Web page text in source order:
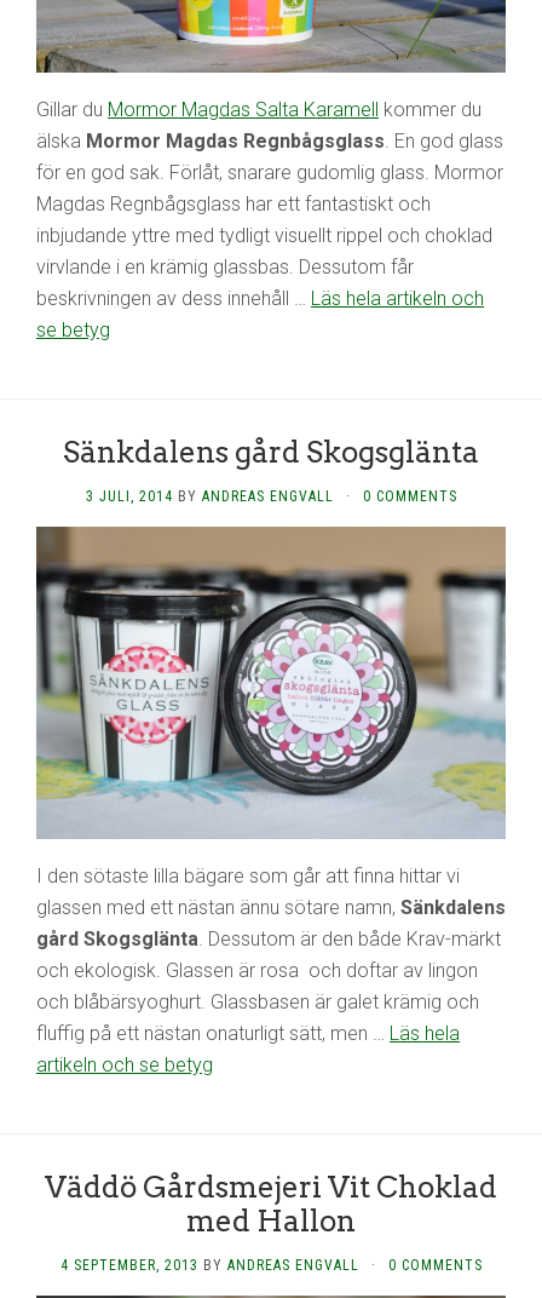
Gillar du Mormor Magdas Salta Karamell kommer du
älska Mormor Magdas Regnbågsglass. En god glass
för en god sak. Förlåt, snarare gudomlig glass. Mormor
Magdas Regnbågsglass har ett fantastiskt och
inbjudande yttre med tydligt visuellt rippel och choklad
virvlande i en krämig glassbas. Dessutom får
beskrivningen av dess innehåll … Läs hela artikeln och
se betyg
Sänkdalens gård Skogsglänta
3 JULI, 2014 BY ANDREAS ENGVALL · 0 COMMENTS
I den sötaste lilla bägare som går att finna hittar vi
glassen med ett nästan ännu sötare namn, Sänkdalens
gård Skogsglänta . Dessutom är den både Krav-märkt
och ekologisk. Glassen är rosa och doftar av lingon
och blåbärsyoghurt. Glassbasen är galet krämig och
fluffig på ett nästan onaturligt sätt, men … Läs hela
artikeln och se betyg
Väddö Gårdsmejeri Vit Choklad
med Hallon
4 SEPTEMBER, 2013 BY ANDREAS ENGVALL · 0 COMMENTS